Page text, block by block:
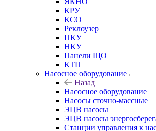
КРУ
КСО
Реклоузер
ПКУ
НКУ
Панели ЩО
КТП
Насосное оборудование
Назад
Насосное оборудование
Насосы сточно-массные
ЭЦВ насосы
ЭЦВ насосы
Станции управления к